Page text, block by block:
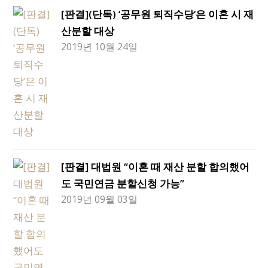
[판결](단독) ‘공무원 퇴직수당’은 이혼 시 재
산분할 대상
2019년 10월 24일
[판결] 대법원 “이혼 때 재산 분할 합의했어
도 국민연금 분할신청 가능”
2019년 09월 03일